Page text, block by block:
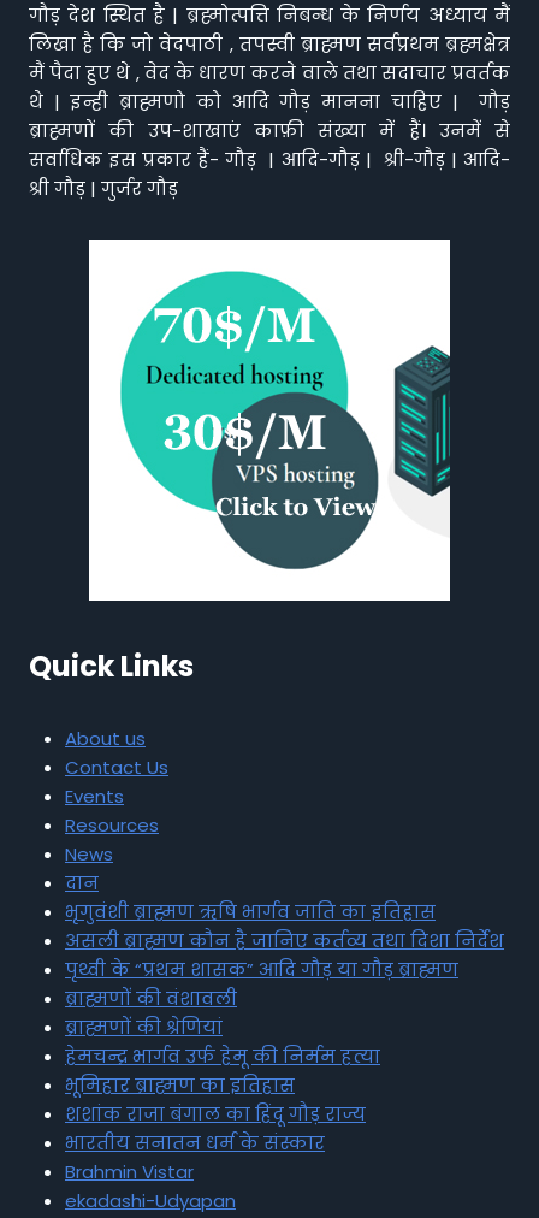
गौड़ देश स्थित है | ब्रह्मोत्पत्ति निबन्ध के निर्णय अध्याय मैं
लिखा है कि जो वेदपाठी , तपस्वी ब्राह्मण सर्वप्रथम ब्रह्मक्षेत्र
मैं पैदा हुए थे , वेद के धारण करने वाले तथा सदाचार प्रवर्तक
थे | इन्ही ब्राह्मणो को आदि गौड़ मानना चाहिए | गौड़
ब्राह्मणों की उप-शाखाएं काफ़ी संख्या में हैं। उनमें से
सर्वाधिक इस प्रकार हैं- गौड़ | आदि-गौड़ | श्री-गौड़ | आदि-
श्री गौड़ | गुर्जर गौड़
Quick Links
About us
Contact Us
Events
Resources
News
दान
भृगुवंशी ब्राह्मण ऋषि भार्गव जाति का इतिहास
असली ब्राह्मण कौन है जानिए कर्तव्य तथा दिशा निर्देश
पृथ्वी के “प्रथम शासक” आदि गौड़ या गौड़ ब्राह्मण
ब्राह्मणों की वंशावली
ब्राह्मणों की श्रेणियां
हेमचन्द्र भार्गव उर्फ हेमू की निर्मम हत्या
भूमिहार ब्राह्मण का इतिहास
शशांक राजा बंगाल का हिंदू गौड़ राज्य
भारतीय सनातन धर्म के संस्कार
Brahmin Vistar
ekadashi-Udyapan